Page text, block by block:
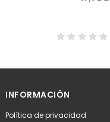
INFORMACIÓN
Política de privacidad